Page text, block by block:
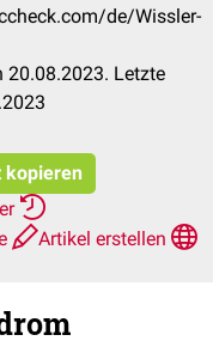
de/Wissler-
20.08.2023. Letzte
kopieren
Artikel erstellen